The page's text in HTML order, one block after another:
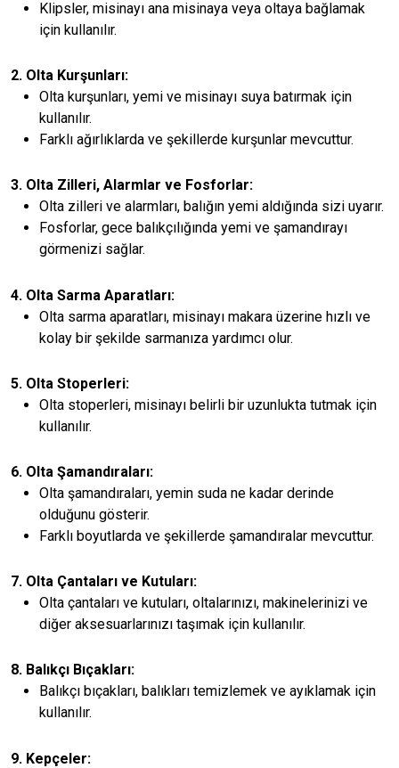
Klipsler, misinayı ana misinaya veya oltaya bağlamak
için kullanılır.
2. Olta Kurşunları:
Olta kurşunları, yemi ve misinayı suya batırmak için
kullanılır.
Farklı ağırlıklarda ve şekillerde kurşunlar mevcuttur.
3. Olta Zilleri, Alarmlar ve Fosforlar:
Olta zilleri ve alarmları, balığın yemi aldığında sizi uyarır.
Fosforlar, gece balıkçılığında yemi ve şamandırayı
görmenizi sağlar.
4. Olta Sarma Aparatları:
Olta sarma aparatları, misinayı makara üzerine hızlı ve
kolay bir şekilde sarmanıza yardımcı olur.
5. Olta Stoperleri:
Olta stoperleri, misinayı belirli bir uzunlukta tutmak için
kullanılır.
6. Olta Şamandıraları:
Olta şamandıraları, yemin suda ne kadar derinde
olduğunu gösterir.
Farklı boyutlarda ve şekillerde şamandıralar mevcuttur.
7. Olta Çantaları ve Kutuları:
Olta çantaları ve kutuları, oltalarınızı, makinelerinizi ve
diğer aksesuarlarınızı taşımak için kullanılır.
8. Balıkçı Bıçakları:
Balıkçı bıçakları, balıkları temizlemek ve ayıklamak için
kullanılır.
9. Kepçeler: